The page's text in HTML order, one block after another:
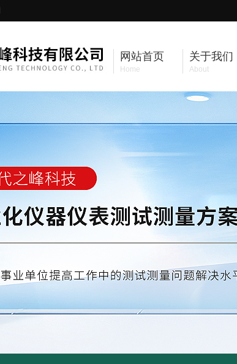
网站首页
Home
关于我们
About